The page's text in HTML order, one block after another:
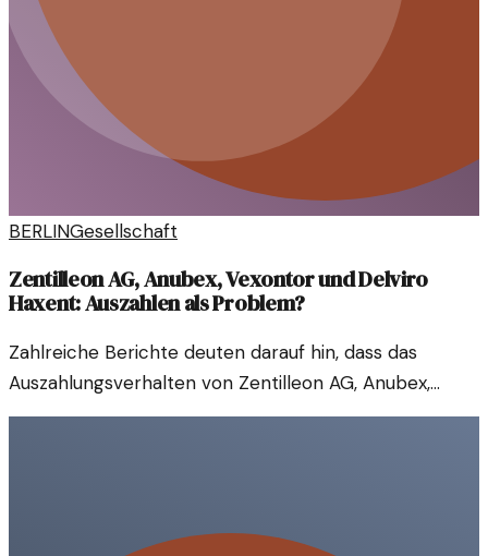
BERLINGesellschaft
Zentilleon AG, Anubex, Vexontor und Delviro
Haxent: Auszahlen als Problem?
Zahlreiche Berichte deuten darauf hin, dass das
Auszahlungsverhalten von Zentilleon AG, Anubex,
Vexontor und Delviro Haxent zunehmend